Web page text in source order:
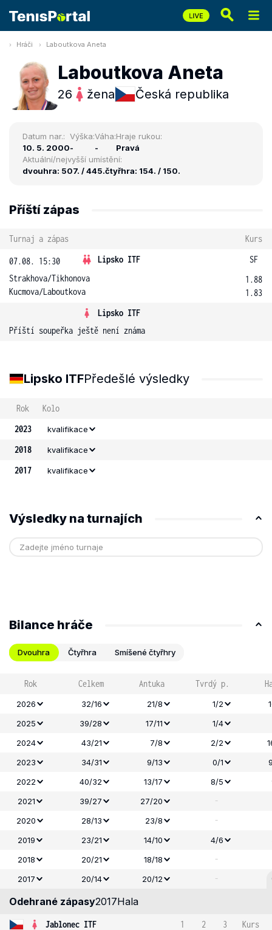
Hráči Laboutkova Aneta
Laboutkova Aneta
26 žena Česká republika
Datum nar.:
10. 5. 2000
Výška:
-
Váha:
-
Hraje rukou:
Pravá
Aktuální/nejvyšší umístění:
dvouhra: 507. / 445.čtyřhra: 154. / 150.
Příští zápas
Turnaj a zápas Kurs
07.08. 15:30 Lipsko ITF
SF
Strakhova/Tikhonova
Kucmova/Laboutkova
1.88
1.83
Lipsko ITF
Příští soupeřka ještě není známa
Lipsko ITFPředešlé výsledky
Rok
Kolo
2023
kvalifikace
2018 kvalifikace
2017 kvalifikace
Výsledky na turnajích
Bilance hráče
Dvouhra Čtyřhra Smíšené čtyřhry
Rok Celkem Antuka Tvrdý p.
2026 32/16 21/8 1/2
2025
39/28 17/11 1/4
2024
43/21 7/8 2/2
2023
34/31 9/13 0/1
2022
40/32 13/17 8/5
2021
39/27 27/20 -
2020
28/13 23/8 -
2019
23/21 14/10 4/6
2018
20/21 18/18 -
2017
20/14 20/12 -
Odehrané zápasy2017Hala
Jablonec ITF 1 2 3
Kurs